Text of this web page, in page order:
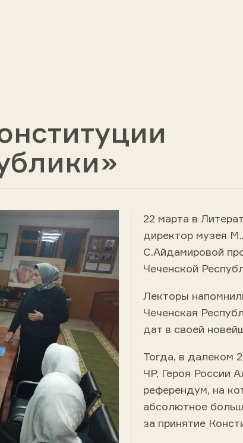
22 марта в
директор музея
С.Айдамировой
Чеченской
Лекторы
Чеченская
дат в своей
Тогда, в далеком
ЧР, Героя России
референдум, на
абсолютное
за принятие